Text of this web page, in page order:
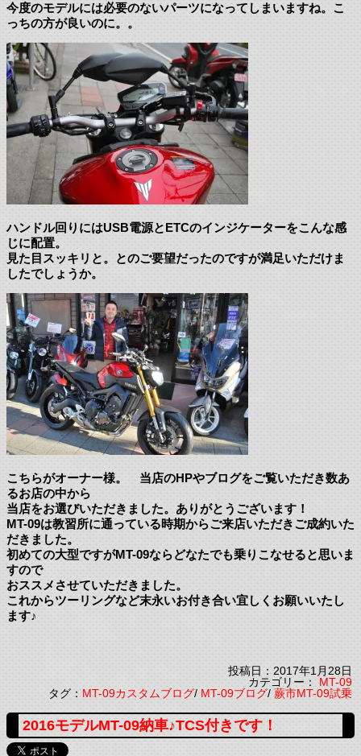
今度のモデルには必要のないパーツになってしまいますね。こ
っちの方が良いのに。。
ハンドル回りにはUSB電源とETCのインジケーターをこんな感
じに配置。
見た目スッキリと。とのご要望だったのですが満足いただけま
したでしょうか。
こちらがオーナー様。 当店のHPやブログをご覧いただき数あ
るお店の中から
当店をお選びいただきました。ありがとうございます！
MT-09は教習所に通っている時期からご来店いただきご成約いた
だきました。
初めての大型ですがMT-09ならどなたでも乗りこなせると思いま
すので
おススメさせていただきました。
これからツーリングなど末永いお付き合い宜しくお願いいたし
ます♪
投稿日：2017年1月28日
カテゴリー：MT-09
タグ：MT-09カスタムブログ/MT-09ブログ/蕨市MT-09試乗
2016モデルMT-09納車♪TCS付きです！